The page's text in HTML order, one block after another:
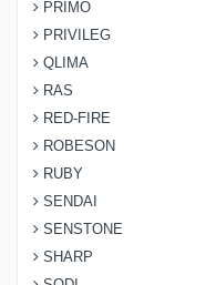
PRIMO
PRIVILEG
QLIMA
RAS
RED-FIRE
ROBESON
RUBY
SENDAI
SENSTONE
SHARP